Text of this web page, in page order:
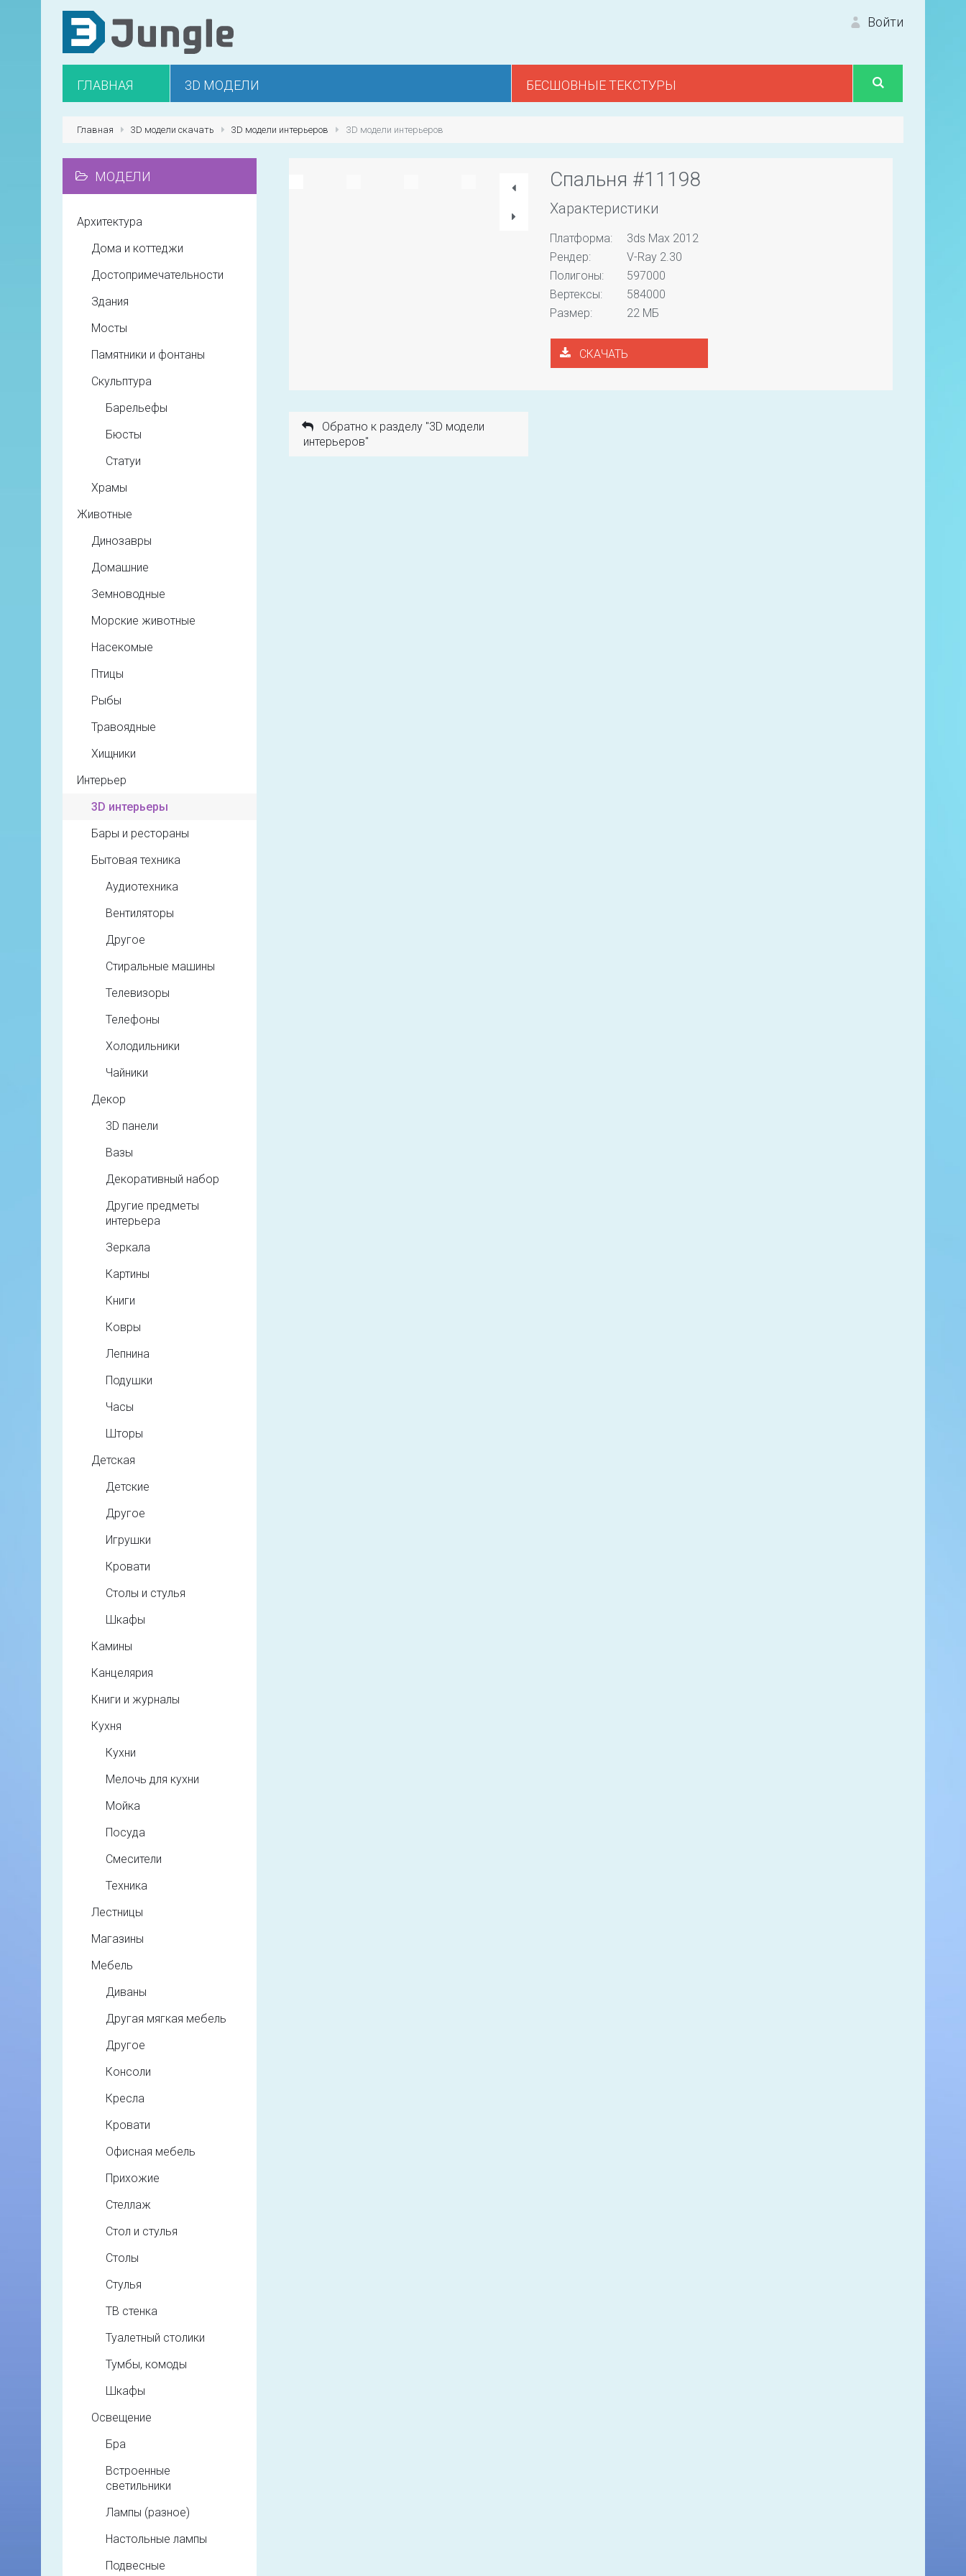
Войти
ГЛАВНАЯ 3D МОДЕЛИ БЕСШОВНЫЕ ТЕКСТУРЫ
Главная 3D модели скачать 3D модели интерьеров 3D модели интерьеров
Спальня #11198
Характеристики
Платформа:
3ds Max 2012
Рендер:
V-Ray 2.30
Полигоны:
597000
Вертексы:
584000
Размер:
22 МБ
СКАЧАТЬ
Обратно к разделу "3D модели
интерьеров"
МОДЕЛИ
Архитектура
Дома и коттеджи
Достопримечательности
Здания
Мосты
Памятники и фонтаны
Скульптура
Барельефы
Бюсты
Статуи
Храмы
Животные
Динозавры
Домашние
Земноводные
Морские животные
Насекомые
Птицы
Рыбы
Травоядные
Хищники
Интерьер
3D интерьеры
Бары и рестораны
Бытовая техника
Аудиотехника
Вентиляторы
Другое
Стиральные машины
Телевизоры
Телефоны
Холодильники
Чайники
Декор
3D панели
Вазы
Декоративный набор
Другие предметы
интерьера
Зеркала
Картины
Книги
Ковры
Лепнина
Подушки
Часы
Шторы
Детская
Детские
Другое
Игрушки
Кровати
Столы и стулья
Шкафы
Камины
Канцелярия
Книги и журналы
Кухня
Кухни
Мелочь для кухни
Мойка
Посуда
Смесители
Техника
Лестницы
Магазины
Мебель
Диваны
Другая мягкая мебель
Другое
Консоли
Кресла
Кровати
Офисная мебель
Прихожие
Стеллаж
Стол и стулья
Столы
Стулья
ТВ стенка
Туалетный столики
Тумбы, комоды
Шкафы
Освещение
Бра
Встроенные
светильники
Лампы (разное)
Настольные лампы
Подвесные